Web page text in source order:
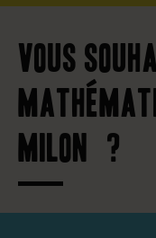
Vous
Milon ?